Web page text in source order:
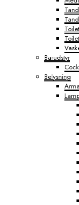
Barudstyr
Belysning